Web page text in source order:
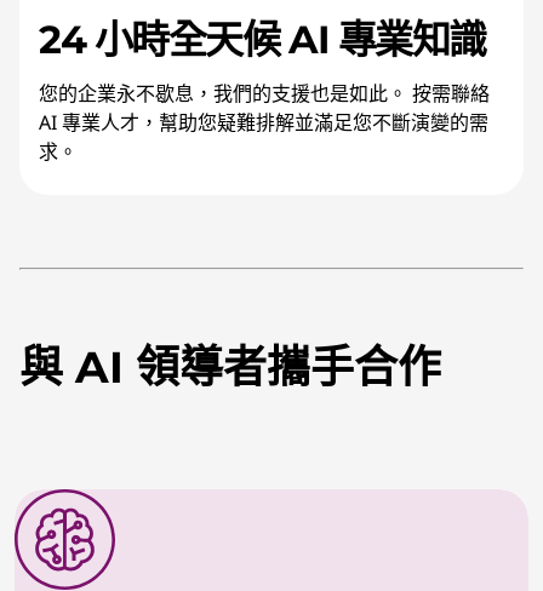
24 小時全天候 AI 專業知識
您的企業永不歇息，我們的支援也是如此。 按需聯絡
AI 專業人才，幫助您疑難排解並滿足您不斷演變的需
求。
與 AI 領導者攜手合作